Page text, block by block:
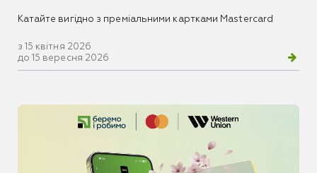
Катайте вигідно з преміальними картками Mastercard
з 15 квітня 2026
до 15 вересня 2026